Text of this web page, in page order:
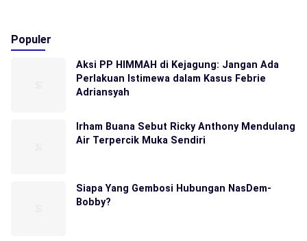
Populer
Aksi PP HIMMAH di Kejagung: Jangan Ada
Perlakuan Istimewa dalam Kasus Febrie
Adriansyah
Irham Buana Sebut Ricky Anthony Mendulang
Air Terpercik Muka Sendiri
Siapa Yang Gembosi Hubungan NasDem-
Bobby?